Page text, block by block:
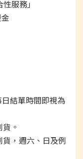
服務」
結單時間即視為
。
，週六、日及例